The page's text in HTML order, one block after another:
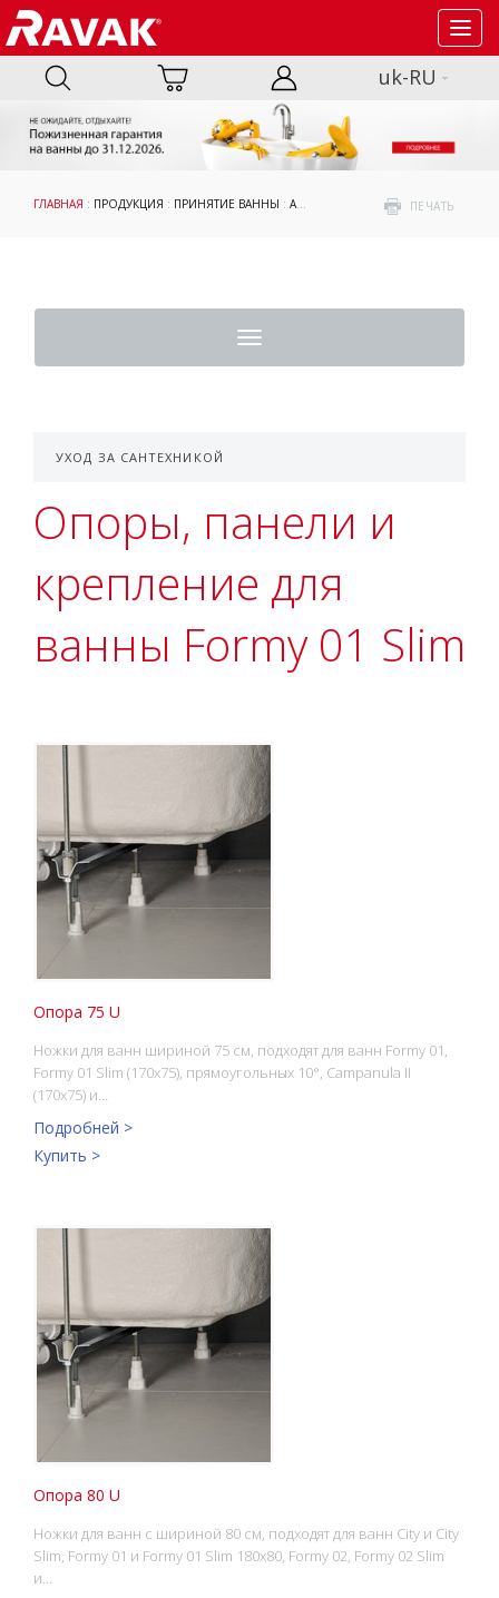
uk-RU
ПЕЧАТЬ
ГЛАВНАЯ : ПРОДУКЦИЯ : ПРИНЯТИЕ ВАННЫ : АКСЕССУАРЫ ОПОРЫ, ПАНЕЛИ И
Toggle
navigation
УХОД ЗА САНТЕХНИКОЙ
Опоры, панели и
крепление для
ванны Formy 01 Slim
Опора 75 U
Ножки для ванн шириной 75 см, подходят для ванн Formy 01,
Formy 01 Slim (170x75), прямоугольных 10°, Campanula II
(170x75) и…
Подробней >
Купить >
Опора 80 U
Ножки для ванн с шириной 80 см, подходят для ванн City и City
Slim, Formy 01 и Formy 01 Slim 180x80, Formy 02, Formy 02 Slim
и…